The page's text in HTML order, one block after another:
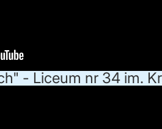
- Liceum nr 34 im.